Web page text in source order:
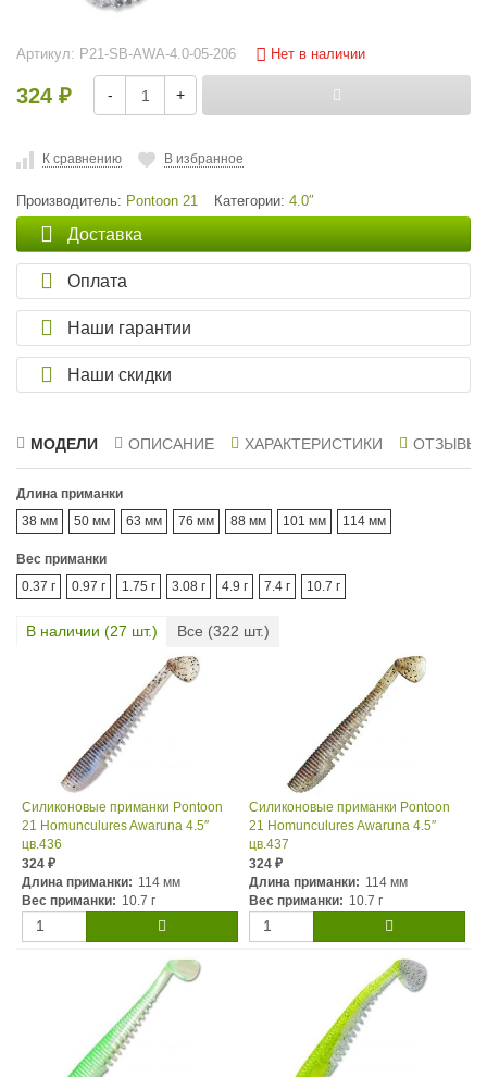
Артикул: P21-SB-AWA-4.0-05-206 Нет в наличии
324 ₽ - +
К сравнению В избранное
Производитель: Pontoon 21 Категории: 4.0″
Доставка
Оплата
Наши гарантии
Наши скидки
МОДЕЛИ ОПИСАНИЕ ХАРАКТЕРИСТИКИ ОТЗЫВЫ
Длина приманки
38 мм
50 мм 63 мм 76 мм 88 мм 101 мм 114 мм
Вес приманки
0.37 г
0.97 г 1.75 г 3.08 г 4.9 г 7.4 г 10.7 г
В наличии (27 шт.) Все (322 шт.)
Силиконовые приманки Pontoon
21 Homunculures Awaruna 4.5″
цв.436
324 ₽
Длина приманки: 114 мм
Вес приманки: 10.7 г
Силиконовые приманки Pontoon
21 Homunculures Awaruna 4.5″
цв.437
324 ₽
Длина приманки: 114 мм
Вес приманки: 10.7 г